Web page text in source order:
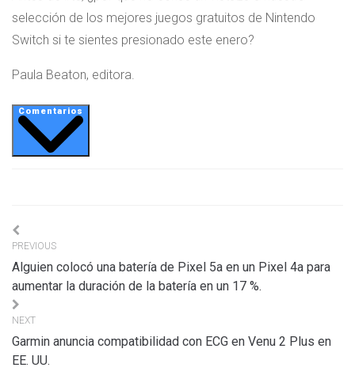
selección de los mejores juegos gratuitos de Nintendo
Switch si te sientes presionado este enero?
Paula Beaton, editora.
Comentarios
Navigation
de
l’article
PREVIOUS
Alguien colocó una batería de Pixel 5a en un Pixel 4a para
aumentar la duración de la batería en un 17 %.
NEXT
Garmin anuncia compatibilidad con ECG en Venu 2 Plus en
EE. UU.